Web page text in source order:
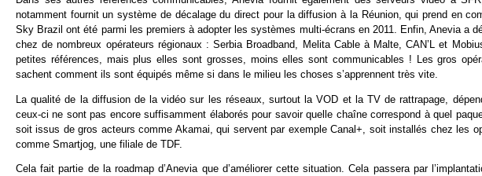
notamment fournit un système de décalage du direct pour la diffusion à la Réunion, qui prend en
Sky Brazil ont été parmi les premiers à adopter les systèmes multi-écrans en 2011. Enfin, Anevia a
chez de nombreux opérateurs régionaux : Serbia Broadband, Melita Cable à Malte, CAN’L et
petites références, mais plus elles sont grosses, moins elles sont communicables ! Les gros
sachent comment ils sont équipés même si dans le milieu les choses s’apprennent très vite.
La qualité de la diffusion de la vidéo sur les réseaux, surtout la VOD et la TV de rattrapage,
ceux-ci ne sont pas encore suffisamment élaborés pour savoir quelle chaîne correspond à quel
soit issus de gros acteurs comme Akamai, qui servent par exemple Canal+, soit installés chez les
comme Smartjog, une filiale de TDF.
Cela fait partie de la roadmap d’Anevia que d’améliorer cette situation. Cela passera par